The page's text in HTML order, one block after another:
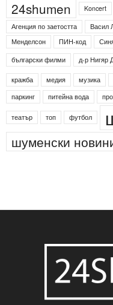
24shumen Koncert
Агенция по заетостта
Васил
Менделсон
ПИН-код
български филми
д-р Нигяр
кражба медия музика
паркинг питейна вода
театър топ футбол
шуменски